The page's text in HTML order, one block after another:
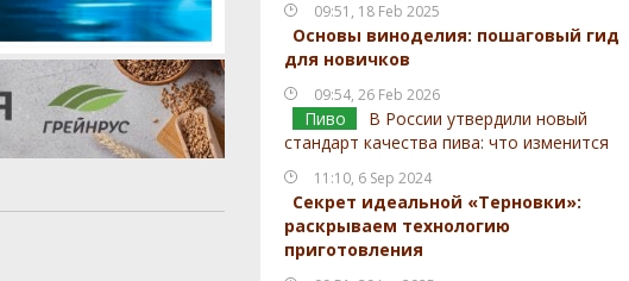
09:51, 18 Feb 2025
Основы виноделия: пошаговый гид
для новичков
09:54, 26 Feb 2026
Пиво
В России утвердили новый
стандарт качества пива: что изменится
11:10, 6 Sep 2024
Секрет идеальной «Терновки»:
раскрываем технологию
приготовления